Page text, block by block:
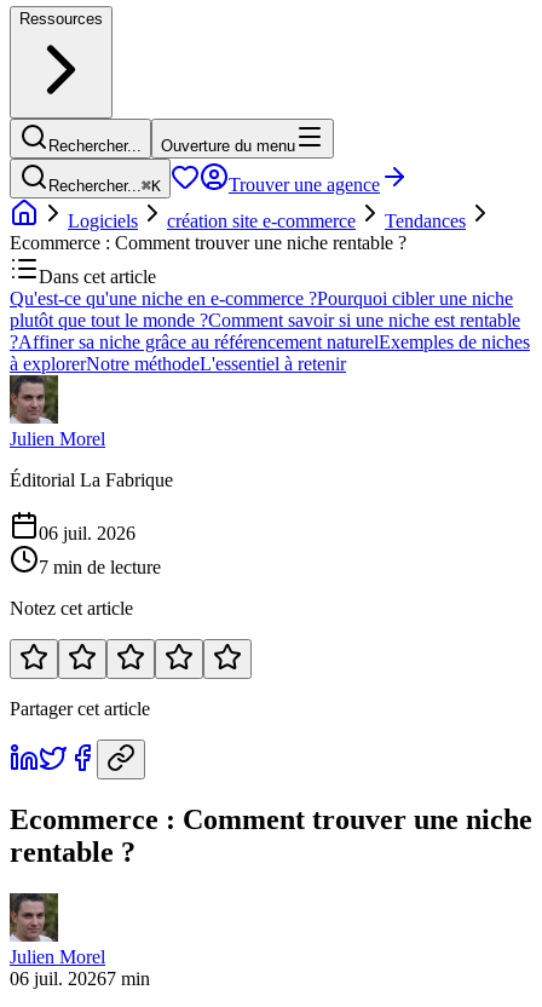
Ressources
Rechercher... Ouverture du menu
Rechercher...⌘K
Trouver une agence
Logiciels
création site e-commerce
Tendances
Ecommerce : Comment trouver une niche rentable ?
Dans cet article
Qu'est-ce qu'une niche en e-commerce ?Pourquoi cibler une niche
plutôt que tout le monde ?Comment savoir si une niche est rentable
?Affiner sa niche grâce au référencement naturelExemples de niches
à explorerNotre méthodeL'essentiel à retenir
Julien Morel
Éditorial La Fabrique
06 juil. 2026
7 min de lecture
Notez cet article
Partager cet article
Ecommerce : Comment trouver une niche
rentable ?
Julien Morel
06 juil. 20267 min